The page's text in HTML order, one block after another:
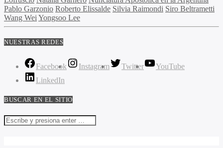
Pablo Garzonio Roberto Elissalde Silvia Raimondi Siro Beltrametti
Wang Wei Yongsoo Lee
NUESTRAS REDES
Facebook Instagram Twitter
YouTube
LinkedIn
BUSCAR EN EL SITIO